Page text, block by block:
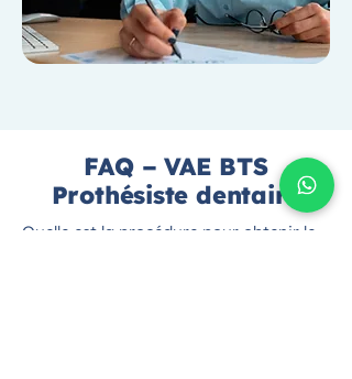
FAQ – VAE BTS
Prothésiste dentaire
Quelle est la procédure pour obtenir le